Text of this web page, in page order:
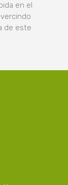
en el
de este